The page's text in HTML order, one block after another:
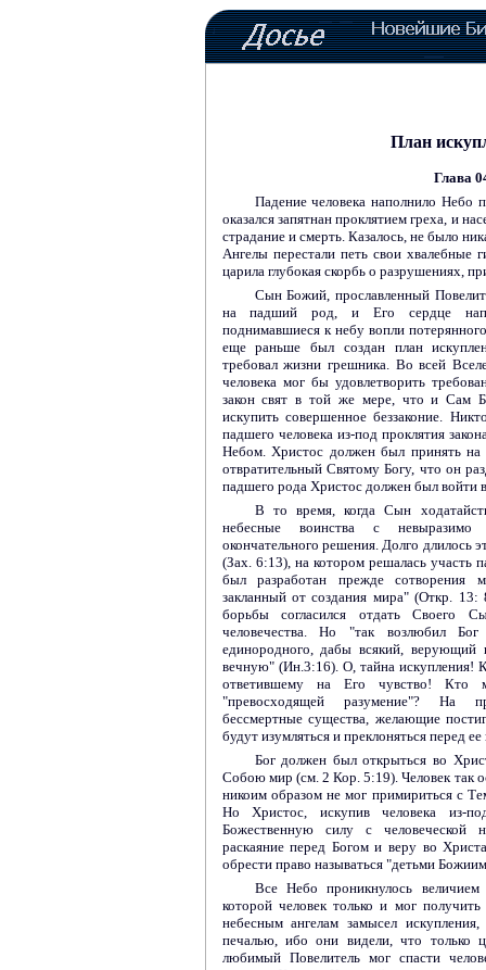
План
Глава
Падение человека наполнило
оказался запятнан проклятием греха, и
страдание и смерть. Казалось, не было
Ангелы перестали петь свои хвалебные
царила глубокая скорбь о разрушениях,
Сын Божий, прославленный
на падший род, и Его сердце
поднимавшиеся к небу вопли
еще раньше был создан план
требовал жизни грешника. Во всей
человека мог бы удовлетворить
закон свят в той же мере, что и Сам
искупить совершенное беззаконие.
падшего человека из-под проклятия
Небом. Христос должен был принять на
отвратительный Святому Богу, что он
падшего рода Христос должен был войти
В то время, когда Сын
небесные воинства с невыразимо
окончательного решения. Долго длилось
(Зах. 6:13), на котором решалась участь
был разработан прежде сотворения
закланный от создания мира" (Откр.
борьбы согласился отдать Своего
человечества. Но "так возлюбил
единородного, дабы всякий,
вечную" (Ин.3:16). О, тайна искупления!
ответившему на Его чувство! Кто
"превосходящей разумение"? На
бессмертные существа, желающие
будут изумляться и преклоняться перед
Бог должен был открыться во
Собою мир (см. 2 Кор. 5:19). Человек так
никоим образом не мог примириться с
Но Христос, искупив человека из-
Божественную силу с человеческой
раскаяние перед Богом и веру во
обрести право называться "детьми
Все Небо проникнулось величием
которой человек только и мог
небесным ангелам замысел
печалью, ибо они видели, что только
любимый Повелитель мог спасти